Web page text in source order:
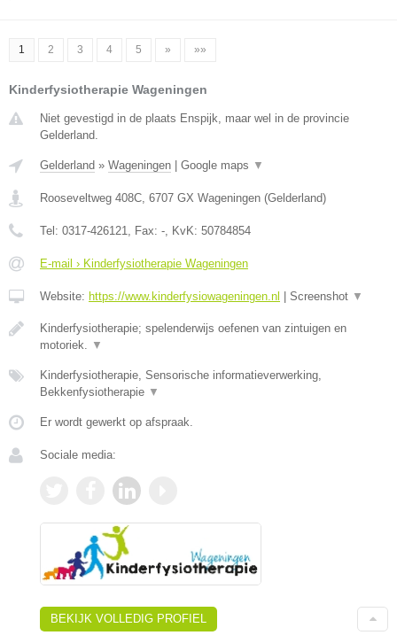
1 2 3 4 5 » »»
Kinderfysiotherapie Wageningen
Niet gevestigd in de plaats Enspijk, maar wel in de provincie
Gelderland.
Gelderland » Wageningen Google maps ▼
Rooseveltweg 408C, 6707 GX Wageningen (Gelderland)
Tel: 0317-426121, Fax: -, KvK: 50784854
E-mail › Kinderfysiotherapie Wageningen
Website: https://www.kinderfysiowageningen.nl Screenshot ▼
Kinderfysiotherapie; spelenderwijs oefenen van zintuigen en
motoriek. ▼
Kinderfysiotherapie, Sensorische informatieverwerking,
Bekkenfysiotherapie ▼
Er wordt gewerkt op afspraak.
Sociale media:
BEKIJK VOLLEDIG PROFIEL